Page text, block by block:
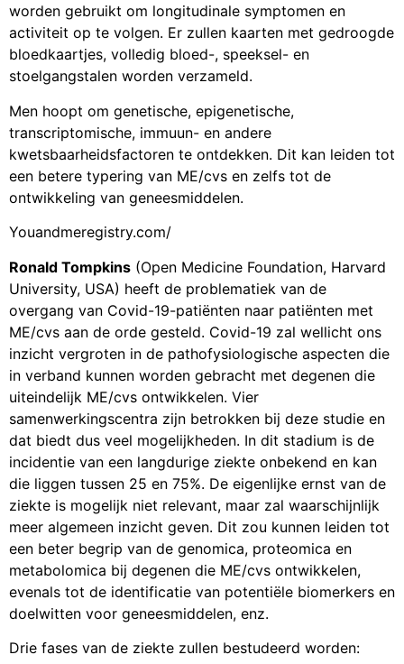
worden gebruikt om longitudinale symptomen en
activiteit op te volgen. Er zullen kaarten met gedroogde
bloedkaartjes, volledig bloed­­-, speeksel- en
stoelgangstalen worden verzameld.
Men hoopt om genetische, epigenetische,
transcriptomische, immuun- en andere
kwetsbaarheidsfactoren te ontdekken. Dit kan leiden tot
een betere typering van ME/cvs en zelfs tot de
ontwikkeling van geneesmiddelen.
Youandmeregistry.com/
Ronald Tompkins (Open Medicine Foundation, Harvard
University, USA) heeft de problematiek van de
overgang van Covid-19-patiënten naar patiënten met
ME/cvs aan de orde gesteld. Covid-19 zal wellicht ons
inzicht vergroten in de pathofysiologische aspecten die
in verband kunnen worden gebracht met degenen die
uiteindelijk ME/cvs ontwikkelen. Vier
samenwerkingscentra zijn betrokken bij deze studie en
dat biedt dus veel mogelijkheden. In dit stadium is de
incidentie van een langdurige ziekte onbekend en kan
die liggen tussen 25 en 75%. De eigenlijke ernst van de
ziekte is mogelijk niet relevant, maar zal waarschijnlijk
meer algemeen inzicht geven. Dit zou kunnen leiden tot
een beter begrip van de genomica, proteomica en
metabolomica bij degenen die ME/cvs ontwikkelen,
evenals tot de identificatie van potentiële biomerkers en
doelwitten voor geneesmiddelen, enz.
Drie fases van de ziekte zullen bestudeerd worden: